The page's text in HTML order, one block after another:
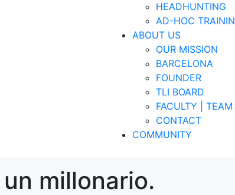
HEADHUNTING
AD-HOC
ABOUT US
OUR MISSION
BARCELONA
FOUNDER
TLI BOARD
FACULTY | TEAM
CONTACT
COMMUNITY
millonario.